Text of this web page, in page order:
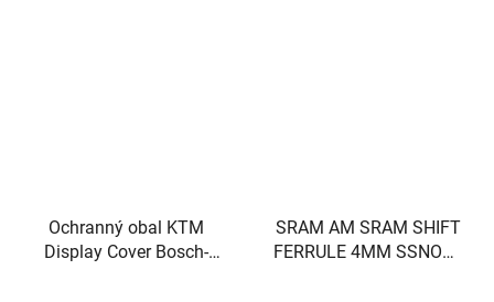
Ochranný obal KTM
Display Cover Bosch-
SRAM AM SRAM SHIFT
FERRULE 4MM SSNOSE